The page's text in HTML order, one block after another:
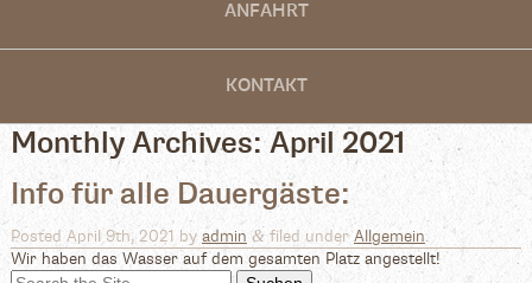
ANFAHRT
KONTAKT
Monthly Archives:April 2021
Info für alle Dauergäste:
Posted April 9th, 2021 by admin &filed under Allgemein.
Wir haben das Wasser auf dem gesamten Platz angestellt!
Search